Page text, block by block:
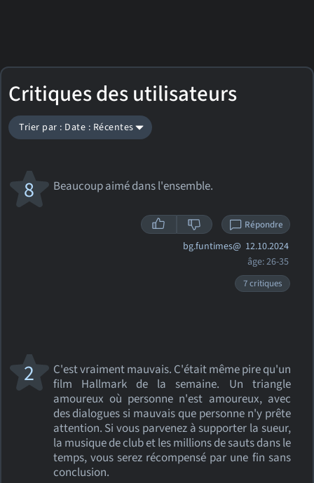
Critiques des utilisateurs
Trier par : Date : Récentes
Beaucoup aimé dans l'ensemble.
8
Répondre
bg.funtimes@ 12.10.2024
âge: 26-35
7 critiques
C'est vraiment mauvais. C'était même pire qu'un
film Hallmark de la semaine. Un triangle
amoureux où personne n'est amoureux, avec
des dialogues si mauvais que personne n'y prête
attention. Si vous parvenez à supporter la sueur,
la musique de club et les millions de sauts dans le
temps, vous serez récompensé par une fin sans
conclusion.
2